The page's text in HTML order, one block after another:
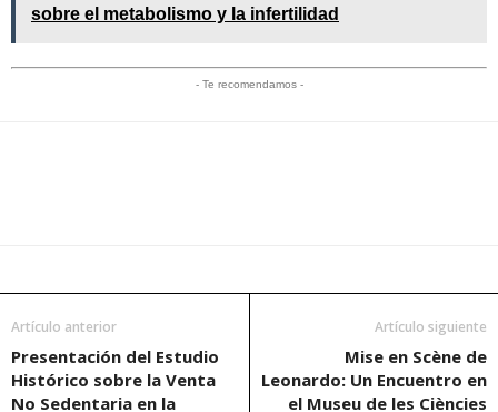
sobre el metabolismo y la infertilidad
- Te recomendamos -
Artículo anterior
Presentación del Estudio
Histórico sobre la Venta
No Sedentaria en la
Artículo siguiente
Mise en Scène de
Leonardo: Un Encuentro en
el Museu de les Ciències